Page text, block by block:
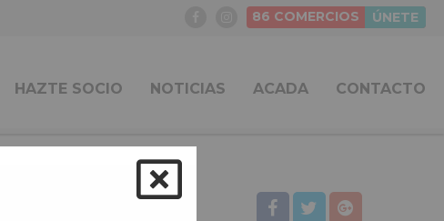
86 COMERCIOS ÚNETE
HAZTE SOCIO NOTICIAS ACADA CONTACTO